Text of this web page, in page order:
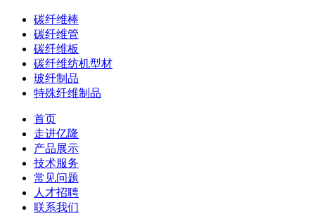
碳纤维棒
碳纤维管
碳纤维板
碳纤维纺机型材
玻纤制品
特殊纤维制品
首页
走进亿隆
产品展示
技术服务
常见问题
人才招聘
联系我们